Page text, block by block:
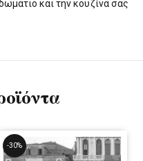
και την κουζίνα σας
-30%